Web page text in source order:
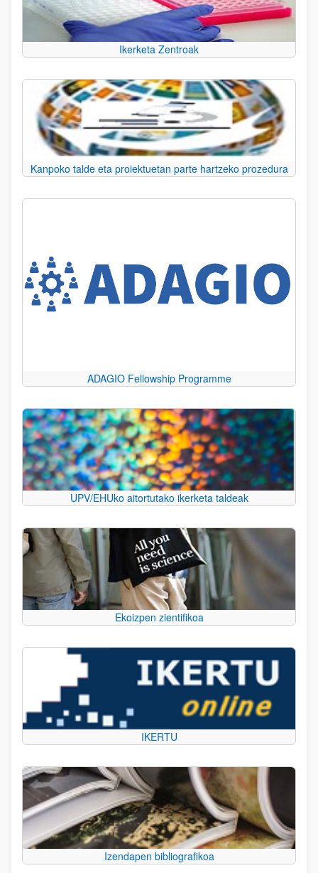
Ikerketa Zentroak
Kanpoko talde eta proiektuetan parte hartzeko prozedura
ADAGIO Fellowship Programme
UPV/EHUko aitortutako ikerketa taldeak
Ekoizpen zientifikoa
IKERTU
Izendapen bibliografikoa